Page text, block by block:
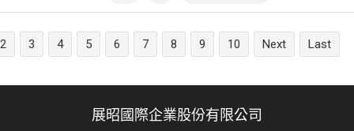
2 3 4 5 6 7 8 9 10 Next Last
展昭國際企業股份有限公司